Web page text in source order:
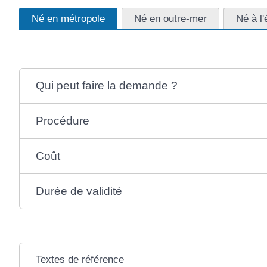
Né en métropole Né en outre-mer Né à
Qui peut faire la demande ?
Procédure
Coût
Durée de validité
Textes de référence